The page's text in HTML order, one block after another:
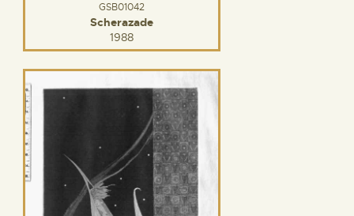
GSB01042
Scherazade
1988